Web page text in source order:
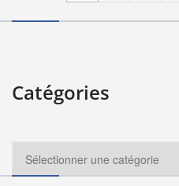
Catégories